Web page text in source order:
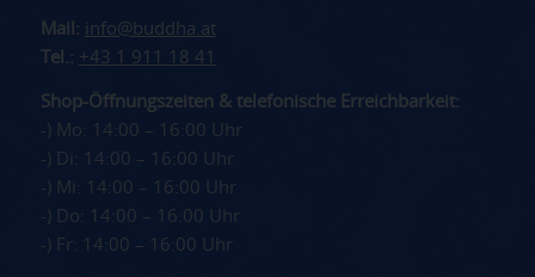
Mail: info@buddha.at
Tel.: +43 1 911 18 41
Shop-Öffnungszeiten & telefonische Erreichbarkeit:
-) Mo: 14:00 – 16:00 Uhr
-) Di: 14:00 – 16:00 Uhr
-) Mi: 14:00 – 16:00 Uhr
-) Do: 14:00 – 16:00 Uhr
-) Fr: 14:00 – 16:00 Uhr